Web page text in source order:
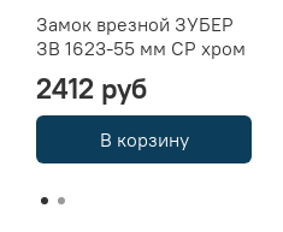
Замок врезной ЗУБЕР
ЗВ 1623-55 мм CP хром
2412 руб
В корзину